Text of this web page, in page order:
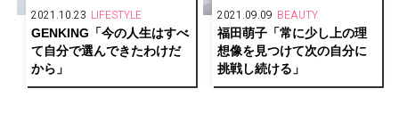
2021.10.23 LIFESTYLE
GENKING「今の人生はすべ
て自分で選んできたわけだ
から」
2021.09.09 BEAUTY
福田萌子「常に少し上の理
想像を見つけて次の自分に
挑戦し続ける」